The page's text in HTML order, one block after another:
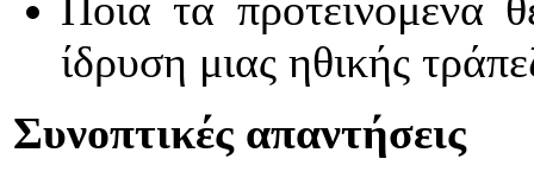
ίδρυση μιας ηθικής
Συνοπτικές απαντήσεις